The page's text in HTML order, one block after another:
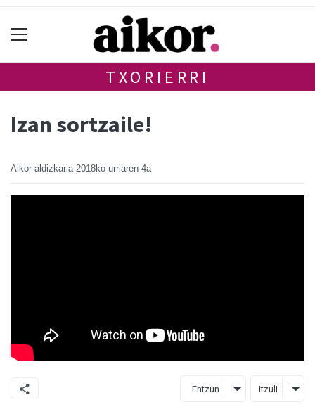
TXORIERRI
Izan sortzaile!
Aikor aldizkaria 2018ko urriaren 4a
Entzun Itzuli